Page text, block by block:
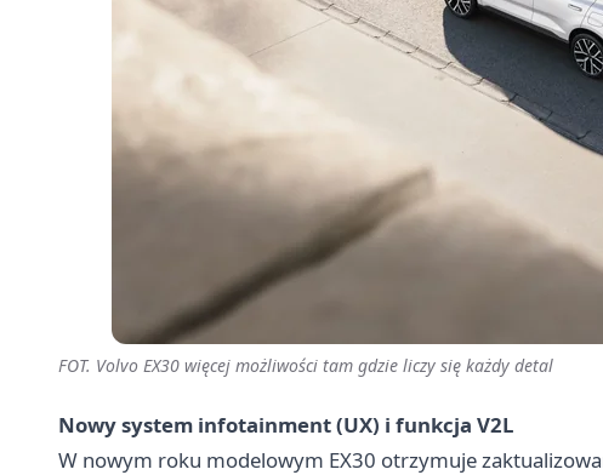
FOT. Volvo EX30 więcej możliwości tam gdzie liczy się każdy detal
Nowy system infotainment (UX) i funkcja V2L
W nowym roku modelowym EX30 otrzymuje